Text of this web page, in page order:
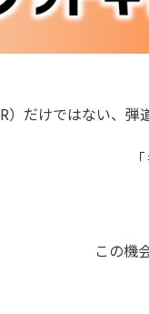
）だけではない、弾
この機